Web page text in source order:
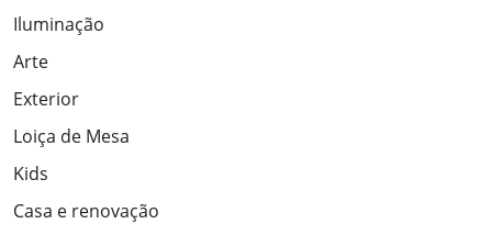
Iluminação
Arte
Exterior
Loiça de Mesa
Kids
Casa e renovação